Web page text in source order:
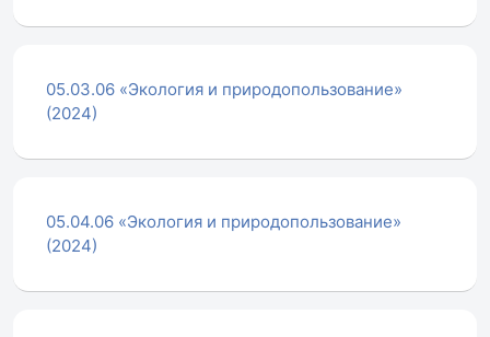
05.03.06 «Экология и природопользование»
(2024)
05.04.06 «Экология и природопользование»
(2024)